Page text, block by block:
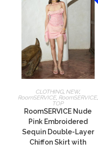
加入購物車
CLOTHING, NEW,
RoomSERVICE, RoomSERVICE,
TOP
RoomSERVICE Nude
Pink Embroidered
Sequin Double-Layer
Chiffon Skirt with